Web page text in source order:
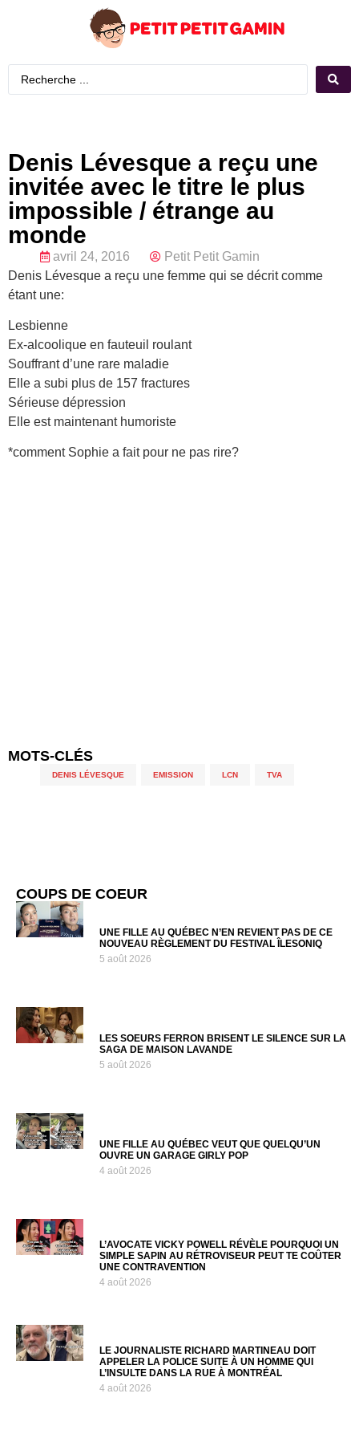
Denis Lévesque a reçu une
invitée avec le titre le plus
impossible / étrange au
monde
avril 24, 2016
Petit Petit Gamin
Denis Lévesque a reçu une femme qui se décrit comme
étant une:
Lesbienne
Ex-alcoolique en fauteuil roulant
Souffrant d’une rare maladie
Elle a subi plus de 157 fractures
Sérieuse dépression
Elle est maintenant humoriste
*comment Sophie a fait pour ne pas rire?
MOTS-CLÉS
DENIS LÉVESQUE EMISSION LCN TVA
COUPS DE COEUR
UNE FILLE AU QUÉBEC N’EN REVIENT PAS DE CE
NOUVEAU RÈGLEMENT DU FESTIVAL ÎLESONIQ
5 août 2026
LES SOEURS FERRON BRISENT LE SILENCE SUR LA
SAGA DE MAISON LAVANDE
5 août 2026
UNE FILLE AU QUÉBEC VEUT QUE QUELQU’UN
OUVRE UN GARAGE GIRLY POP
4 août 2026
L’AVOCATE VICKY POWELL RÉVÈLE POURQUOI UN
SIMPLE SAPIN AU RÉTROVISEUR PEUT TE COÛTER
UNE CONTRAVENTION
4 août 2026
LE JOURNALISTE RICHARD MARTINEAU DOIT
APPELER LA POLICE SUITE À UN HOMME QUI
L’INSULTE DANS LA RUE À MONTRÉAL
4 août 2026